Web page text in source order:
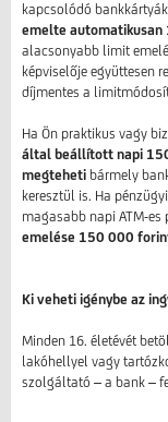
kapcsolódó
emelte
alacsonyabb limit
képviselője együttesen
díjmentes a
Ha Ön praktikus vagy
által beállított napi
megteheti bármely
keresztül is. Ha
magasabb napi ATM-
emelése 150 000
Ki veheti igénybe az
Minden 16. életévét
lakóhellyel vagy
szolgáltató – a bank –